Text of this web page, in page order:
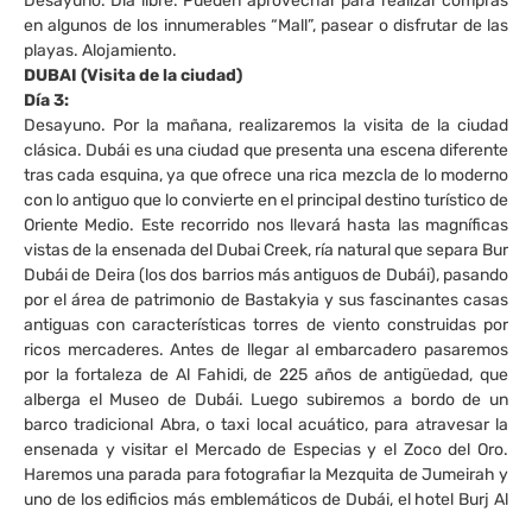
en algunos de los innumerables “Mall”, pasear o disfrutar de las
playas. Alojamiento.
DUBAI (Visita de la ciudad)
Día 3:
Desayuno. Por la mañana, realizaremos la visita de la ciudad
clásica. Dubái es una ciudad que presenta una escena diferente
tras cada esquina, ya que ofrece una rica mezcla de lo moderno
con lo antiguo que lo convierte en el principal destino turístico de
Oriente Medio. Este recorrido nos llevará hasta las magníficas
vistas de la ensenada del Dubai Creek, ría natural que separa Bur
Dubái de Deira (los dos barrios más antiguos de Dubái), pasando
por el área de patrimonio de Bastakyia y sus fascinantes casas
antiguas con características torres de viento construidas por
ricos mercaderes. Antes de llegar al embarcadero pasaremos
por la fortaleza de Al Fahidi, de 225 años de antigüedad, que
alberga el Museo de Dubái. Luego subiremos a bordo de un
barco tradicional Abra, o taxi local acuático, para atravesar la
ensenada y visitar el Mercado de Especias y el Zoco del Oro.
Haremos una parada para fotografiar la Mezquita de Jumeirah y
uno de los edificios más emblemáticos de Dubái, el hotel Burj Al